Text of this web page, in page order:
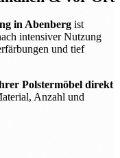
in Abenberg ist
intensiver Nutzung
und tief
Polstermöbel direkt
Anzahl und